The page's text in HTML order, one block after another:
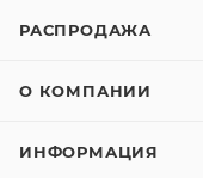
РАСПРОДАЖА
О КОМПАНИИ
ИНФОРМАЦИЯ